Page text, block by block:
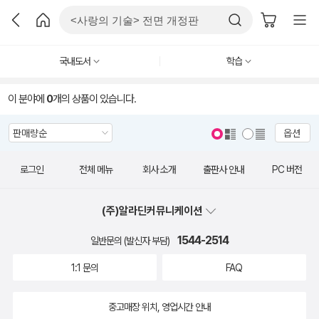
국내도서 학습
이 분야에 0개의 상품이 있습니다.
옵션
로그인 전체 메뉴 회사 소개 출판사 안내 PC 버전
(주)알라딘커뮤니케이션
일반문의 (발신자 부담) 1544-2514
1:1 문의 FAQ
중고매장 위치, 영업시간 안내